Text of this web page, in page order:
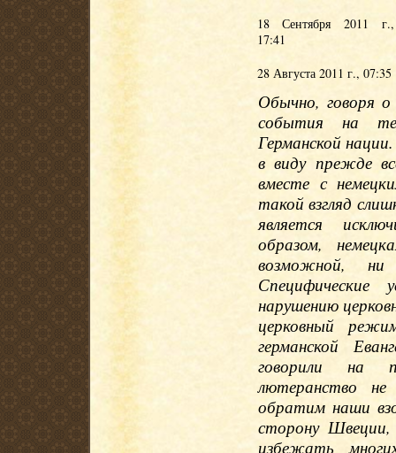
18 Сентября 2011 г.,
17:41
28 Августа 2011 г., 07:35
Обычно, говоря
события на
Германской
в виду прежде
вместе с
такой взгляд
является
образом,
возможной, ни
Специфические
нарушению
церковный
германской
говорили на
лютеранство
обратим наши
сторону
избежать